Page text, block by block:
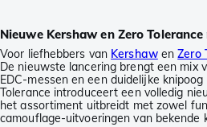
Nieuwe Kershaw en Zero
Voor liefhebbers van KershawenZero
De nieuwste lancering brengt een mix
EDC-messen en een duidelijke
Tolerance introduceert een volledig
het assortiment uitbreidt met zowel
camouflage-uitvoeringen van bekende